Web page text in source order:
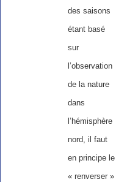
des saisons
étant basé
sur
l’observation
de la nature
dans
l’hémisphère
nord, il faut
en principe le
« renverser »